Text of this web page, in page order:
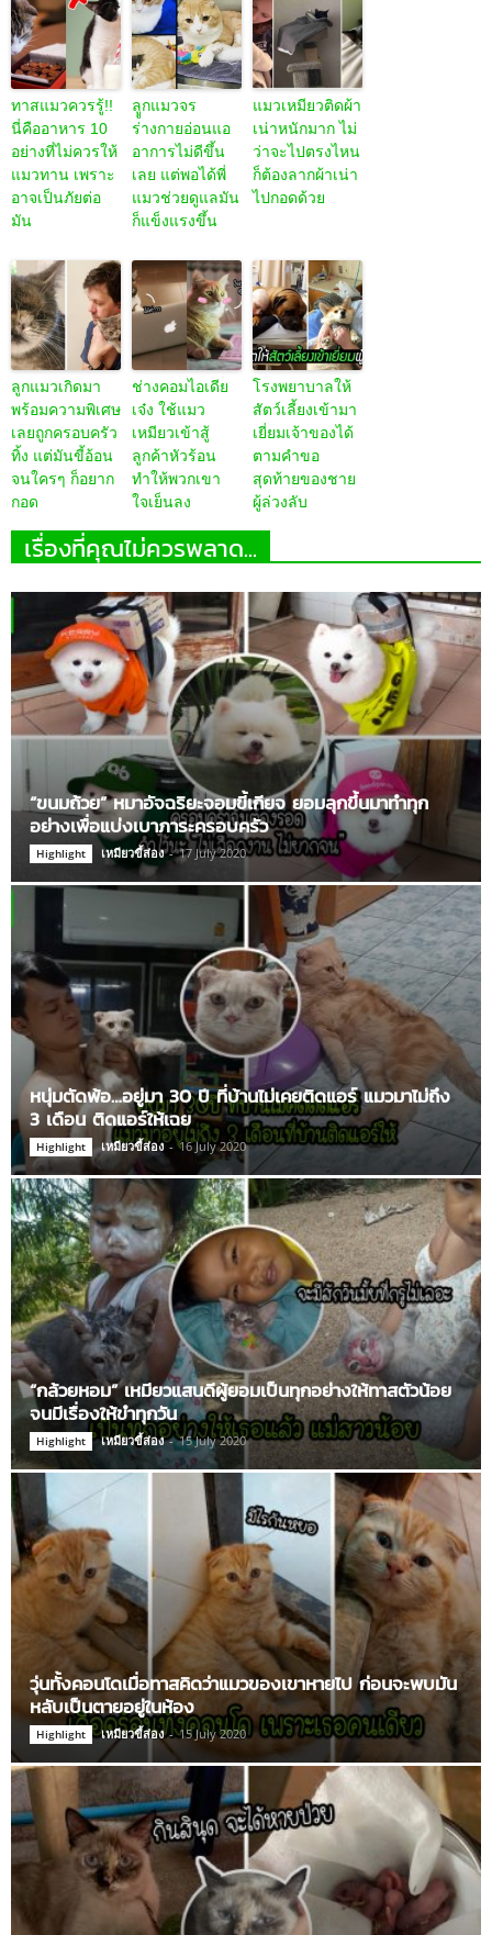
ทาสแมวควรรู้!!
นี่คืออาหาร 10
อย่างที่ไม่ควรให้
แมวทาน เพราะ
อาจเป็นภัยต่อ
มัน
ลููกแมวจร
ร่างกายอ่อนแอ
อาการไม่ดีขึ้น
เลย แต่พอได้พี่
แมวช่วยดูแลมัน
ก็แข็งแรงขึ้น
แมวเหมียวติดผ้า
เน่าหนักมาก ไม่
ว่าจะไปตรงไหน
ก็ต้องลากผ้าเน่า
ไปกอดด้วย
ลูกแมวเกิดมา
พร้อมความพิเศษ
เลยถูกครอบครัว
ทิ้ง แต่มันขี้อ้อน
จนใครๆ ก็อยาก
กอด
ช่างคอมไอเดีย
เจ๋ง ใช้แมว
เหมียวเข้าสู้
ลูกค้าหัวร้อน
ทำให้พวกเขา
ใจเย็นลง
โรงพยาบาลให้
สัตว์เลี้ยงเข้ามา
เยี่ยมเจ้าของได้
ตามคำขอ
สุดท้ายของชาย
ผู้ล่วงลับ
เรื่องที่คุณไม่ควรพลาด...
“ขนมถ้วย” หมาอัจฉริยะจอมขี้เกียจ ยอมลุกขึ้นมาทำทุก
อย่างเพื่อแบ่งเบาภาระครอบครัว
Highlight เหมียวขี้ส่อง - 17 July 2020
หนุ่มตัดพ้อ…อยู่มา 30 ปี ที่บ้านไม่เคยติดแอร์ แมวมาไม่ถึง
3 เดือน ติดแอร์ให้เฉย
Highlight เหมียวขี้ส่อง - 16 July 2020
“กล้วยหอม” เหมียวแสนดีผู้ยอมเป็นทุกอย่างให้ทาสตัวน้อย
จนมีเรื่องให้ขำทุกวัน
Highlight เหมียวขี้ส่อง - 15 July 2020
วุ่นทั้งคอนโดเมื่อทาสคิดว่าแมวของเขาหายไป ก่อนจะพบมัน
หลับเป็นตายอยู่ในห้อง
Highlight เหมียวขี้ส่อง - 15 July 2020